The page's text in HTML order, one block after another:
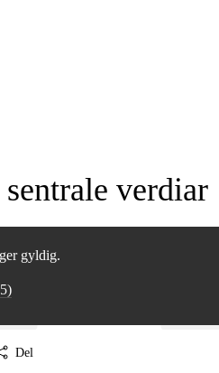
verdiar
gyldig.
Del